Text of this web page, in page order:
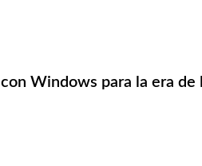
Windows para la era de